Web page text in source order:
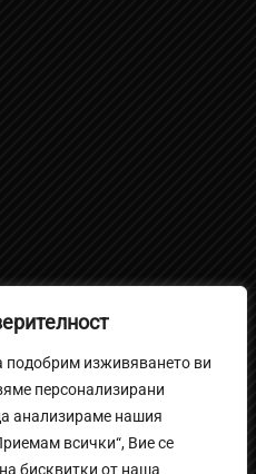
подобрим изживяването ви
персонализирани
анализираме нашия
всички“, Вие се
бисквитки от наша
за ученици и родители
за извършване на